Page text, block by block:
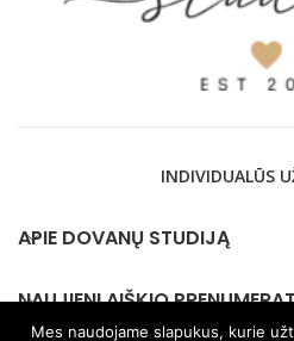
INDIVIDUALŪS
APIE DOVANŲ STUDIJĄ
NAUJIENLAIŠKIO
Mes naudojame slapukus, kurie